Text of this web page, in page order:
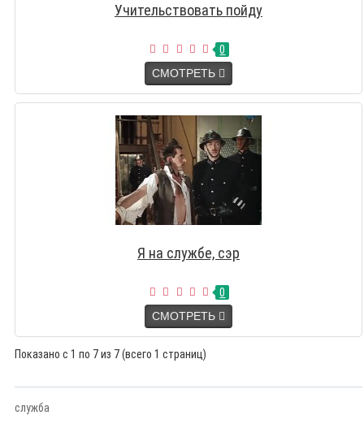
Учительствовать пойду
0
СМОТРЕТЬ
Я на службе, сэр
0
СМОТРЕТЬ
Показано с 1 по 7 из 7 (всего 1 страниц)
служба